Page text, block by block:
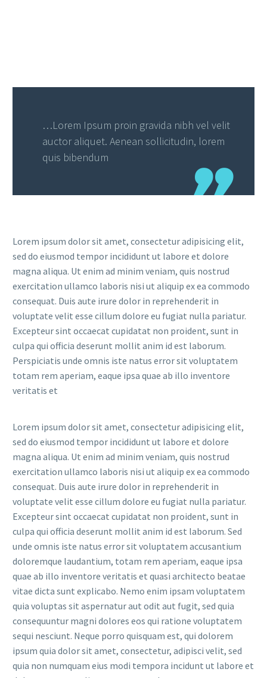
…Lorem Ipsum proin gravida nibh vel velit
auctor aliquet. Aenean sollicitudin, lorem
quis bibendum
Lorem ipsum dolor sit amet, consectetur adipisicing elit,
sed do eiusmod tempor incididunt ut labore et dolore
magna aliqua. Ut enim ad minim veniam, quis nostrud
exercitation ullamco laboris nisi ut aliquip ex ea commodo
consequat. Duis aute irure dolor in reprehenderit in
voluptate velit esse cillum dolore eu fugiat nulla pariatur.
Excepteur sint occaecat cupidatat non proident, sunt in
culpa qui officia deserunt mollit anim id est laborum.
Perspiciatis unde omnis iste natus error sit voluptatem
totam rem aperiam, eaque ipsa quae ab illo inventore
veritatis et
Lorem ipsum dolor sit amet, consectetur adipisicing elit,
sed do eiusmod tempor incididunt ut labore et dolore
magna aliqua. Ut enim ad minim veniam, quis nostrud
exercitation ullamco laboris nisi ut aliquip ex ea commodo
consequat. Duis aute irure dolor in reprehenderit in
voluptate velit esse cillum dolore eu fugiat nulla pariatur.
Excepteur sint occaecat cupidatat non proident, sunt in
culpa qui officia deserunt mollit anim id est laborum. Sed
unde omnis iste natus error sit voluptatem accusantium
doloremque laudantium, totam rem aperiam, eaque ipsa
quae ab illo inventore veritatis et quasi architecto beatae
vitae dicta sunt explicabo. Nemo enim ipsam voluptatem
quia voluptas sit aspernatur aut odit aut fugit, sed quia
consequuntur magni dolores eos qui ratione voluptatem
sequi nesciunt. Neque porro quisquam est, qui dolorem
ipsum quia dolor sit amet, consectetur, adipisci velit, sed
quia non numquam eius modi tempora incidunt ut labore et